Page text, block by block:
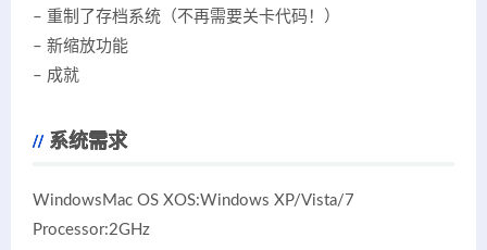
– 重制了存档系统（不再需要关卡代码！）
– 新缩放功能
– 成就
系统需求
WindowsMac OS XOS:Windows XP/Vista/7
Processor:2GHz